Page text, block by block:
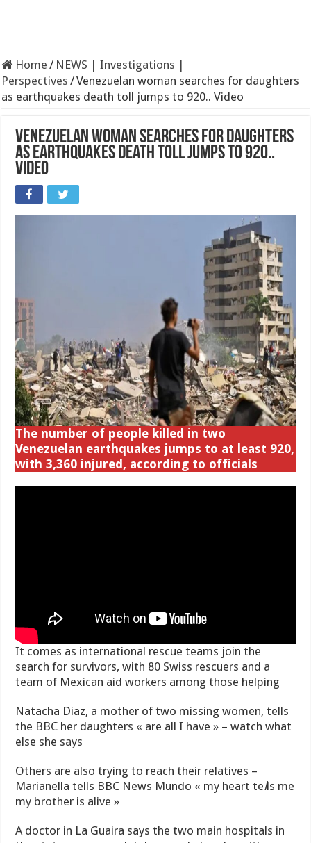
Home / NEWS | Investigations |
Perspectives /Venezuelan woman searches for daughters
as earthquakes death toll jumps to 920.. Video
Venezuelan woman searches for daughters
as earthquakes death toll jumps to 920..
Video
The number of people killed in two
Venezuelan earthquakes jumps to at least 920,
with 3,360 injured, according to officials
It comes as international rescue teams join the
search for survivors, with 80 Swiss rescuers and a
team of Mexican aid workers among those helping
Natacha Diaz, a mother of two missing women, tells
the BBC her daughters « are all I have » – watch what
else she says
Others are also trying to reach their relatives –
Marianella tells BBC News Mundo « my heart tells me
my brother is alive »
A doctor in La Guaira says the two main hospitals in